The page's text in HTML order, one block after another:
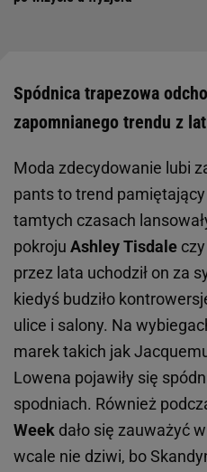
Spódnica trapezowa
zapomnianego trendu z
Moda zdecydowanie lubi
pants to trend
tamtych czasach
pokroju Ashley Tisdale czy
przez lata uchodził on za
kiedyś budziło
ulice i salony. Na
marek takich jak
Lowena pojawiły się
spodniach. Również
Week dało się zauważyć
wcale nie dziwi, bo